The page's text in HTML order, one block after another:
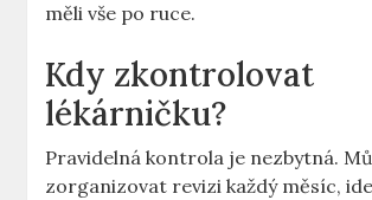
měli vše po ruce.
Kdy zkontrolovat
lékárničku?
Pravidelná kontrola je nezbytná.
zorganizovat revizi každý měsíc,